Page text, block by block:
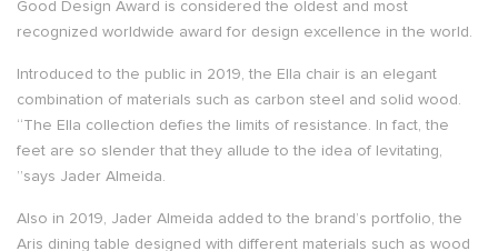
Good Design Award is considered the oldest and most
recognized worldwide award for design excellence in the world.
Introduced to the public in 2019, the Ella chair is an elegant
combination of materials such as carbon steel and solid wood.
“The Ella collection defies the limits of resistance. In fact, the
feet are so slender that they allude to the idea of ​​levitating,
”says Jader Almeida.
Also in 2019, Jader Almeida added to the brand’s portfolio, the
Aris dining table designed with different materials such as wood